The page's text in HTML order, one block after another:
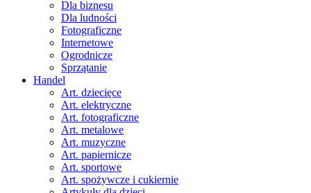
Dla biznesu
Dla ludności
Fotograficzne
Internetowe
Ogrodnicze
Sprzątanie
Handel
Art. dziecięce
Art. elektryczne
Art. fotograficzne
Art. metalowe
Art. muzyczne
Art. papiernicze
Art. sportowe
Art. spożywcze i cukiernie